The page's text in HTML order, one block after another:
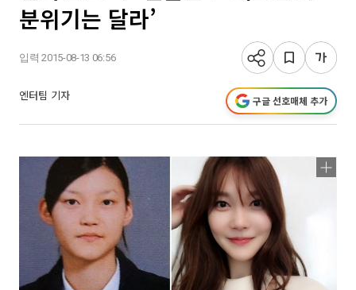
분위기는 달라’
입력 2015-08-13 06:56
엔터팀 기자 구글 선호매체 추가